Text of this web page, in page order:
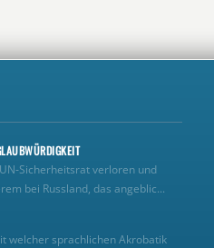
verloren und
bei Russland, das angeblic...
welcher sprachlichen Akrobatik